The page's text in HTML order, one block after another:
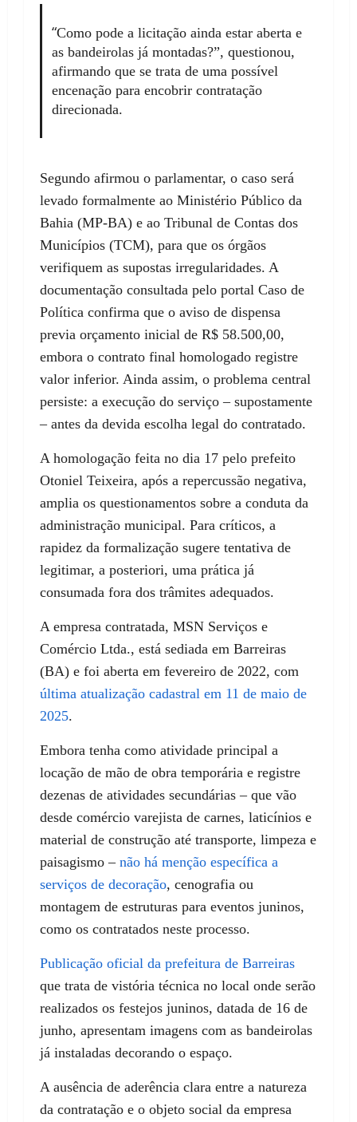
“Como pode a licitação ainda estar aberta e
as bandeirolas já montadas?”, questionou,
afirmando que se trata de uma possível
encenação para encobrir contratação
direcionada.
Segundo afirmou o parlamentar, o caso será
levado formalmente ao Ministério Público da
Bahia (MP-BA) e ao Tribunal de Contas dos
Municípios (TCM), para que os órgãos
verifiquem as supostas irregularidades. A
documentação consultada pelo portal Caso de
Política confirma que o aviso de dispensa
previa orçamento inicial de R$ 58.500,00,
embora o contrato final homologado registre
valor inferior. Ainda assim, o problema central
persiste: a execução do serviço – supostamente
– antes da devida escolha legal do contratado.
A homologação feita no dia 17 pelo prefeito
Otoniel Teixeira, após a repercussão negativa,
amplia os questionamentos sobre a conduta da
administração municipal. Para críticos, a
rapidez da formalização sugere tentativa de
legitimar, a posteriori, uma prática já
consumada fora dos trâmites adequados.
A empresa contratada, MSN Serviços e
Comércio Ltda., está sediada em Barreiras
(BA) e foi aberta em fevereiro de 2022, com
última atualização cadastral em 11 de maio de
2025.
Embora tenha como atividade principal a
locação de mão de obra temporária e registre
dezenas de atividades secundárias – que vão
desde comércio varejista de carnes, laticínios e
material de construção até transporte, limpeza e
paisagismo – não há menção específica a
serviços de decoração, cenografia ou
montagem de estruturas para eventos juninos,
como os contratados neste processo.
Publicação oficial da prefeitura de Barreiras
que trata de vistória técnica no local onde serão
realizados os festejos juninos, datada de 16 de
junho, apresentam imagens com as bandeirolas
já instaladas decorando o espaço.
A ausência de aderência clara entre a natureza
da contratação e o objeto social da empresa